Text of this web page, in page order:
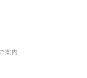
案内